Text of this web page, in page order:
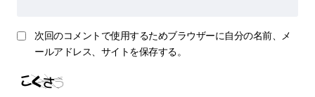
次回のコメントで使用するためブラウザーに自分の名前、メ
ールアドレス、サイトを保存する。